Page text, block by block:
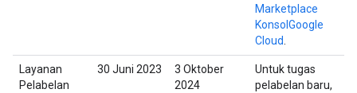
Marketplace
KonsolGoogle
Cloud
Layanan
Pelabelan
30 Juni 2023
3 Oktober
2024
Untuk tugas
pelabelan baru,